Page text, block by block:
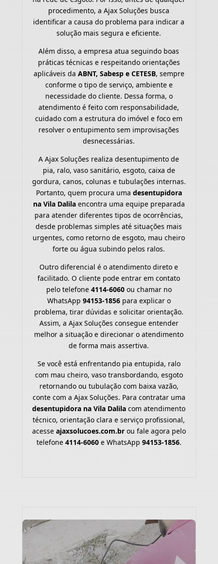
procedimento, a Ajax Soluções busca
identificar a causa do problema para indicar a
solução mais segura e eficiente.
Além disso, a empresa atua seguindo boas
práticas técnicas e respeitando orientações
aplicáveis da ABNT, Sabesp e CETESB, sempre
conforme o tipo de serviço, ambiente e
necessidade do cliente. Dessa forma, o
atendimento é feito com responsabilidade,
cuidado com a estrutura do imóvel e foco em
resolver o entupimento sem improvisações
desnecessárias.
A Ajax Soluções realiza desentupimento de
pia, ralo, vaso sanitário, esgoto, caixa de
gordura, canos, colunas e tubulações internas.
Portanto, quem procura uma desentupidora
na Vila Dalilaencontra uma equipe preparada
para atender diferentes tipos de ocorrências,
desde problemas simples até situações mais
urgentes, como retorno de esgoto, mau cheiro
forte ou água subindo pelos ralos.
Outro diferencial é o atendimento direto e
facilitado. O cliente pode entrar em contato
pelo telefone 4114-6060ou chamar no
WhatsApp 94153-1856para explicar o
problema, tirar dúvidas e solicitar orientação.
Assim, a Ajax Soluções consegue entender
melhor a situação e direcionar o atendimento
de forma mais assertiva.
Se você está enfrentando pia entupida, ralo
com mau cheiro, vaso transbordando, esgoto
retornando ou tubulação com baixa vazão,
conte com a Ajax Soluções. Para contratar uma
desentupidora na Vila Dalila com atendimento
técnico, orientação clara e serviço profissional,
acesse ajaxsolucoes.com.brou fale agora pelo
telefone 4114-6060e WhatsApp 94153-1856.